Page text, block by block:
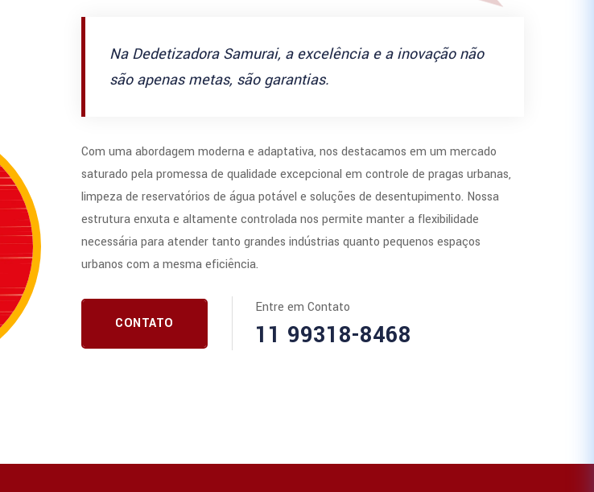
Na Dedetizadora Samurai, a excelência e a inovação não
são apenas metas, são garantias.
Com uma abordagem moderna e adaptativa, nos destacamos em um mercado
saturado pela promessa de qualidade excepcional em controle de pragas urbanas,
limpeza de reservatórios de água potável e soluções de desentupimento. Nossa
estrutura enxuta e altamente controlada nos permite manter a flexibilidade
necessária para atender tanto grandes indústrias quanto pequenos espaços
urbanos com a mesma eficiência.
CONTATO
Entre em Contato
11 99318-8468